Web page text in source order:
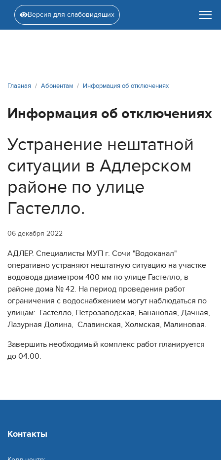
Версия для слабовидящих
Главная Абонентам Информация об отключениях
Информация об отключениях
Устранение нештатной
ситуации в Адлерском
районе по улице
Гастелло.
06 декабря 2022
АДЛЕР. Специалисты МУП г. Сочи "Водоканал"
оперативно устраняют нештатную ситуацию на участке
водовода диаметром 400 мм по улице Гастелло, в
районе дома № 42. На период проведения работ
ограничения с водоснабжением могут наблюдаться по
улицам: Гастелло, Петрозаводская, Банановая, Дачная,
Лазурная Долина, Славинская, Холмская, Малиновая.
Завершить необходимый комплекс работ планируется
до 04:00.
Контакты